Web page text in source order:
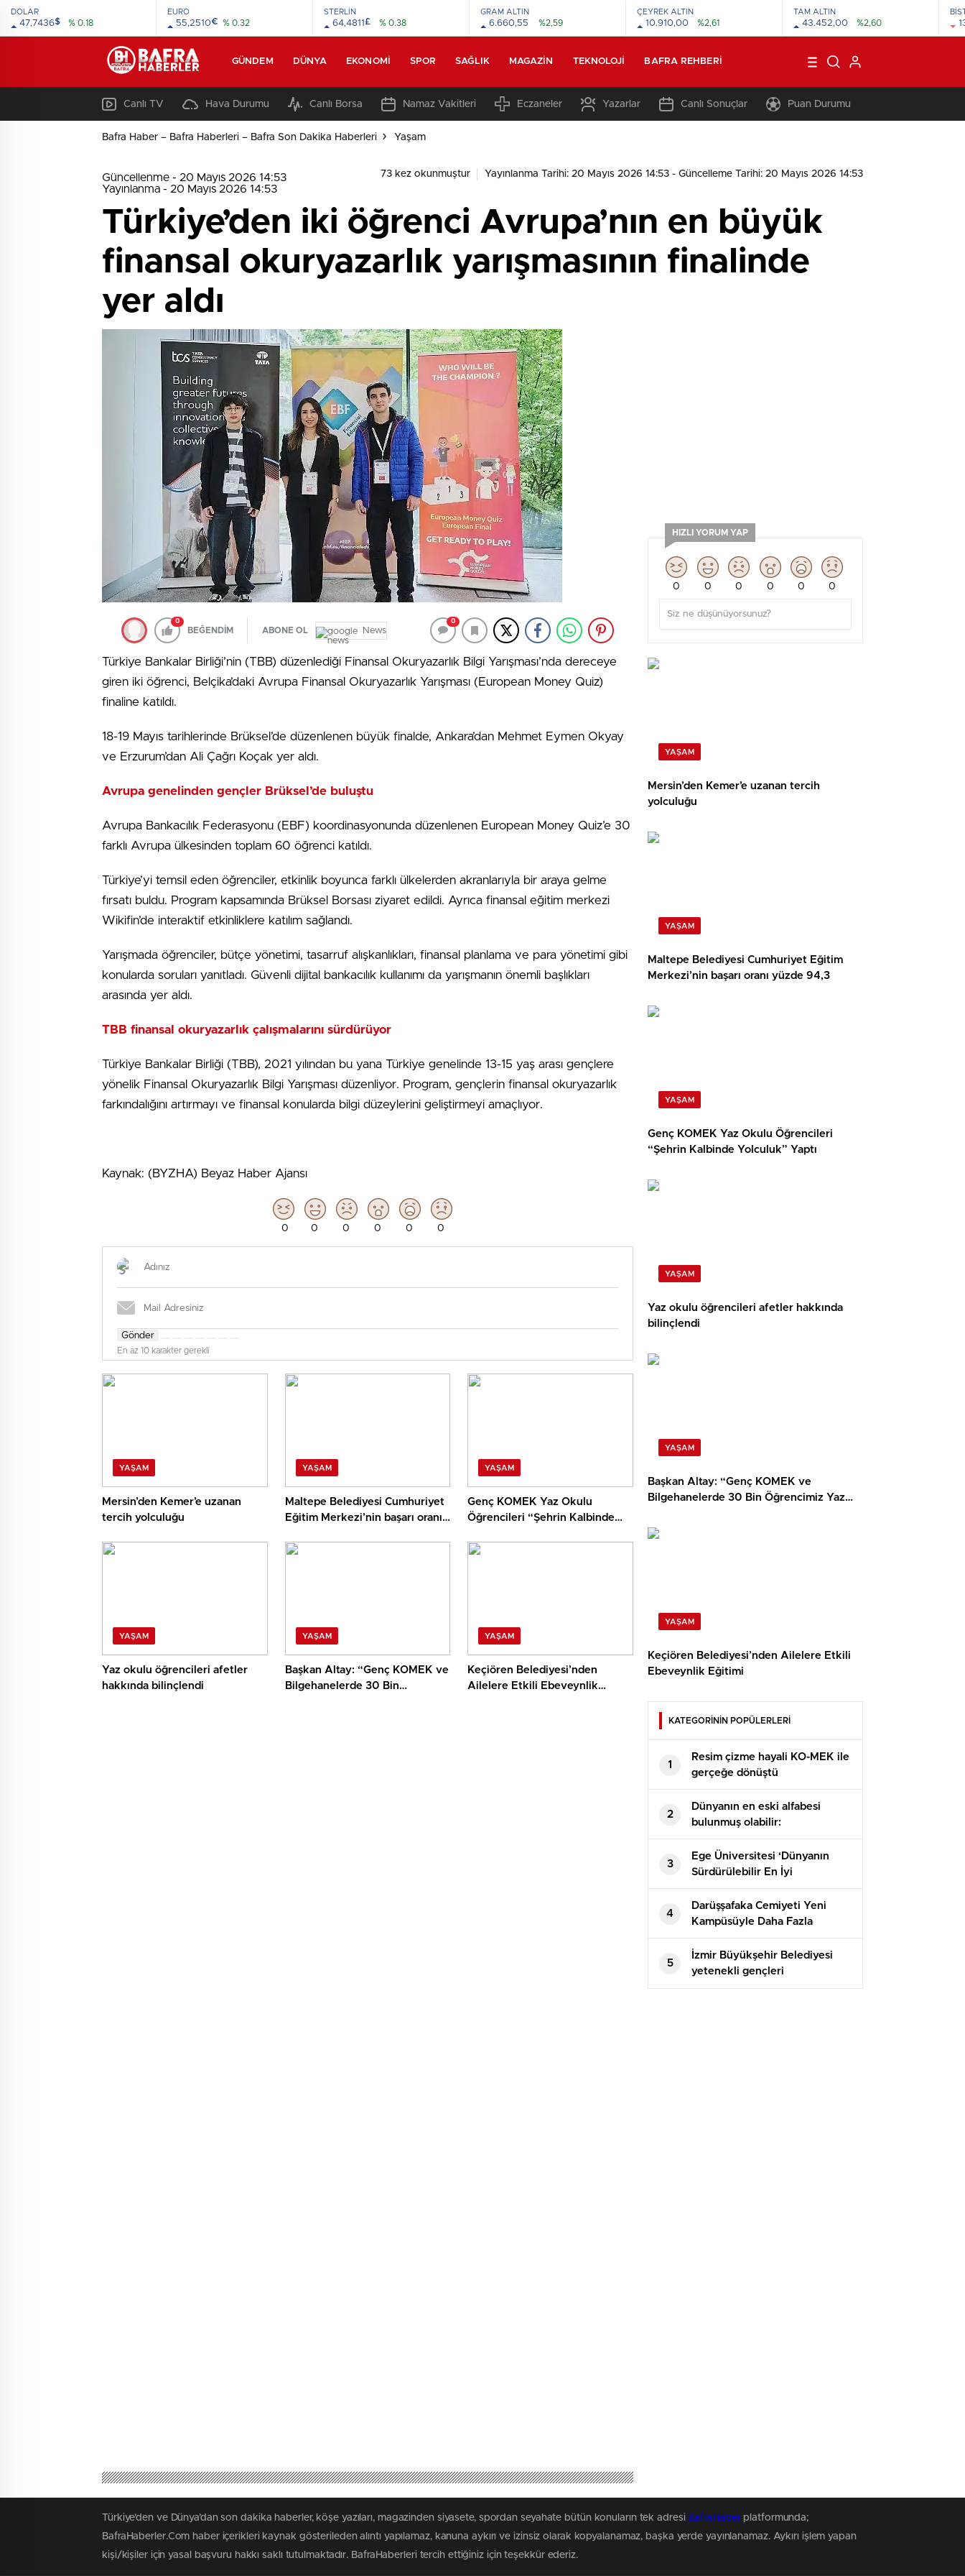
DOLAR
47,7436$ % 0.18
EURO
55,2510€ % 0.32
STERLİN
64,4811 £ % 0.38
GRAM ALTIN
6.660,55 %2,59
ÇEYREK ALTIN
10.910,00 %2,61
TAM ALTIN
43.452,00 %2,60
GÜNDEM DÜNYA EKONOMI SPOR SAĞLIK MAGAZIN TEKNOLOJI BAFRA REHBERI
Canlı TV Hava Durumu Canlı Borsa Namaz Vakitleri Eczaneler Yazarlar Canlı Sonuçlar Puan Durumu
Bafra Haber – Bafra Haberleri – Bafra Son Dakika Haberleri Yaşam
73 kez okunmuştur Yayınlanma Tarihi: 20 Mayıs 2026 14:53 - Güncelleme Tarihi: 20 Mayıs 2026 14:53
Güncellenme - 20 Mayıs 2026 14:53
Yayınlanma - 20 Mayıs 2026 14:53
Türkiye’den iki öğrenci Avrupa’nın en büyük
finansal okuryazarlık yarışmasının finalinde
yer aldı
0
BEĞENDİM ABONE OL News
0
Türkiye Bankalar Birliği’nin (TBB) düzenlediği Finansal Okuryazarlık Bilgi Yarışması’nda dereceye
giren iki öğrenci, Belçika’daki Avrupa Finansal Okuryazarlık Yarışması (European Money Quiz)
finaline katıldı.
18-19 Mayıs tarihlerinde Brüksel’de düzenlenen büyük finalde, Ankara’dan Mehmet Eymen Okyay
ve Erzurum’dan Ali Çağrı Koçak yer aldı.
Avrupa genelinden gençler Brüksel’de buluştu
Avrupa Bankacılık Federasyonu (EBF) koordinasyonunda düzenlenen European Money Quiz’e 30
farklı Avrupa ülkesinden toplam 60 öğrenci katıldı.
Türkiye’yi temsil eden öğrenciler, etkinlik boyunca farklı ülkelerden akranlarıyla bir araya gelme
fırsatı buldu. Program kapsamında Brüksel Borsası ziyaret edildi. Ayrıca finansal eğitim merkezi
Wikifin’de interaktif etkinliklere katılım sağlandı.
Yarışmada öğrenciler, bütçe yönetimi, tasarruf alışkanlıkları, finansal planlama ve para yönetimi gibi
konularda soruları yanıtladı. Güvenli dijital bankacılık kullanımı da yarışmanın önemli başlıkları
arasında yer aldı.
TBB finansal okuryazarlık çalışmalarını sürdürüyor
Türkiye Bankalar Birliği (TBB), 2021 yılından bu yana Türkiye genelinde 13-15 yaş arası gençlere
yönelik Finansal Okuryazarlık Bilgi Yarışması düzenliyor. Program, gençlerin finansal okuryazarlık
farkındalığını artırmayı ve finansal konularda bilgi düzeylerini geliştirmeyi amaçlıyor.
Kaynak: (BYZHA) Beyaz Haber Ajansı
0 0 0 0 0 0
Gönder
En az 10 karakter gerekli
YAŞAM
Mersin’den Kemer’e uzanan
tercih yolculuğu
YAŞAM
Maltepe Belediyesi Cumhuriyet
Eğitim Merkezi’nin başarı oranı
YAŞAM
Genç KOMEK Yaz Okulu
Öğrencileri “Şehrin Kalbinde
YAŞAM
Yaz okulu öğrencileri afetler
hakkında bilinçlendi
YAŞAM
Başkan Altay: “Genç KOMEK ve
Bilgehanelerde 30 Bin
YAŞAM
Keçiören Belediyesi’nden
Ailelere Etkili Ebeveynlik
HIZLI YORUM YAP
0 0 0 0 0 0
YAŞAM
Mersin’den Kemer’e uzanan tercih
yolculuğu
YAŞAM
Maltepe Belediyesi Cumhuriyet Eğitim
Merkezi’nin başarı oranı yüzde 94,3
YAŞAM
Genç KOMEK Yaz Okulu Öğrencileri
“Şehrin Kalbinde Yolculuk” Yaptı
YAŞAM
Yaz okulu öğrencileri afetler hakkında
bilinçlendi
YAŞAM
Başkan Altay: “Genç KOMEK ve
Bilgehanelerde 30 Bin Öğrencimiz Yaz
YAŞAM
Keçiören Belediyesi’nden Ailelere Etkili
Ebeveynlik Eğitimi
KATEGORİNİN POPÜLERLERİ
1
⁠Resim çizme hayali KO-MEK ile
gerçeğe dönüştü
2
Dünyanın en eski alfabesi
bulunmuş olabilir:
‘Bildiklerimizi altüst edecek’
3
Ege Üniversitesi ‘Dünyanın
Sürdürülebilir En İyi
Üniversiteleri’ arasında yer aldı
4
Darüşşafaka Cemiyeti Yeni
Kampüsüyle Daha Fazla
Çocuğun Geleceğini
Aydınlatacak
5
İzmir Büyükşehir Belediyesi
yetenekli gençleri
konservatuvar sınavlarına
Türkiye'den ve Dünya’dan son dakika haberler, köşe yazıları, magazinden siyasete, spordan seyahate bütün konuların tek adresi BafraHaberplatformunda;
BafraHaberler.Com haber içerikleri kaynak gösterileden alıntı yapılamaz, kanuna aykırı ve izinsiz olarak kopyalanamaz, başka yerde yayınlanamaz. Aykırı işlem yapan
kişi/kişiler için yasal başvuru hakkı saklı tutulmaktadır. BafraHaberleri tercih ettiğiniz için teşekkür ederiz.